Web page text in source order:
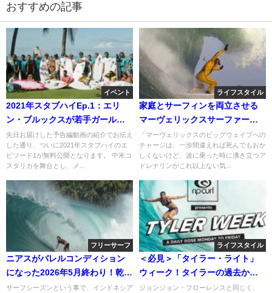
おすすめの記事
イベント
2021年スタブハイEp.1：エリ
ン・ブルックスが若手ガールズ
のベストエアーメイク
先日お届けした予告編動画の紹介でお伝え
した通り、ついに2021年スタブハイのエ
ピソード1が無料公開となります。 中米コ
スタリカを舞台とし、メ...
ライフスタイル
家庭とサーフィンを両立させる
マーヴェリックスサーファー：
シェーン・デズモンド
「マーヴェリックスのビッグウェイブへの
チャージは、一歩間違えれば死んでもおか
しくないけど、波に乗った時に沸き立つア
ドレナリンがこれ以上ない気...
フリーサーフ
ニアスがバレルコンディション
になった2026年5月終わり！乾季
フリーサーフィン動画
サーフシーズンという事で、インドネシア
ライフスタイル
＜必見＞「タイラー・ライト」
ウィーク！タイラーの過去から
自宅トレーニングまで
ジョンジョン・フローレンスと同じく、